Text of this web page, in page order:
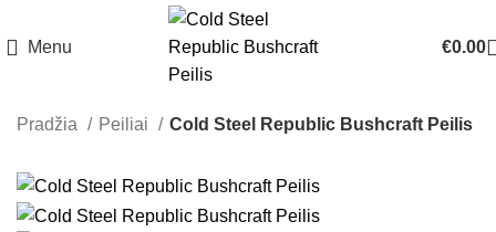
Menu €0.00
Pradžia Peiliai Cold Steel Republic Bushcraft Peilis